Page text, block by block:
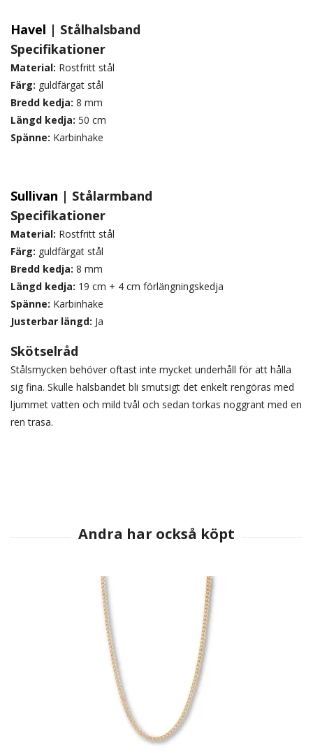
Havel | Stålhalsband
Specifikationer
Material: Rostfritt stål
Färg: guldfärgat stål
Bredd kedja: 8 mm
Längd kedja: 50 cm
Spänne: Karbinhake
Sullivan | Stålarmband
Specifikationer
Material: Rostfritt stål
Färg: guldfärgat stål
Bredd kedja: 8 mm
Längd kedja: 19 cm + 4 cm förlängningskedja
Spänne: Karbinhake
Justerbar längd: Ja
Skötselråd
Stålsmycken behöver oftast inte mycket underhåll för att hålla
sig fina. Skulle halsbandet bli smutsigt det enkelt rengöras med
ljummet vatten och mild tvål och sedan torkas noggrant med en
ren trasa.